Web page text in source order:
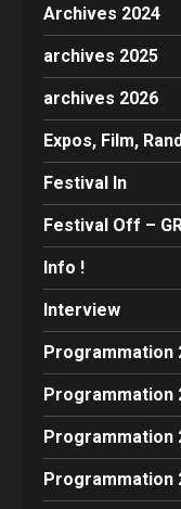
Archives 2024
archives 2025
archives 2026
Expos, Film,
Festival In
Festival Off –
Info !
Interview
Programmation
Programmation
Programmation
Programmation